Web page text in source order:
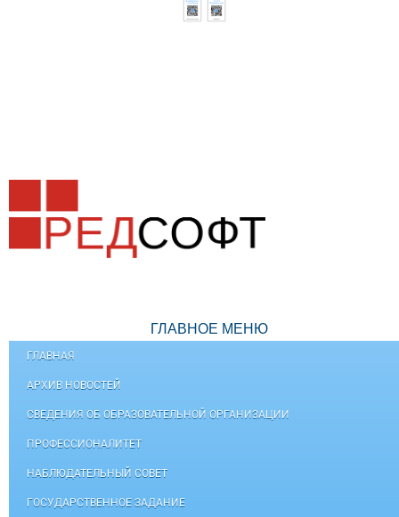
ГЛАВНОЕ МЕНЮ
ГЛАВНАЯ
АРХИВ НОВОСТЕЙ
СВЕДЕНИЯ ОБ ОБРАЗОВАТЕЛЬНОЙ ОРГАНИЗАЦИИ
ПРОФЕССИОНАЛИТЕТ
НАБЛЮДАТЕЛЬНЫЙ СОВЕТ
ГОСУДАРСТВЕННОЕ ЗАДАНИЕ